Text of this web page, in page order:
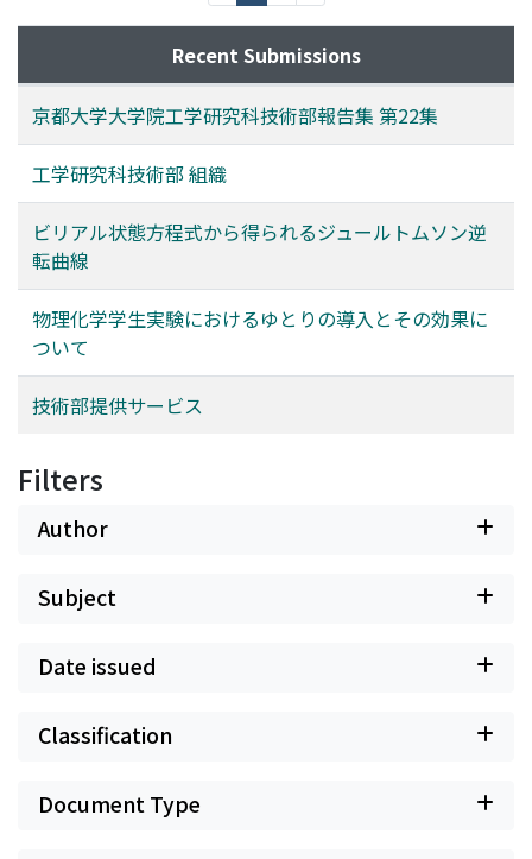
Recent Submissions
京都大学大学院工学研究科技術部報告集 第22集
工学研究科技術部 組織
ビリアル状態方程式から得られるジュールトムソン逆
転曲線
物理化学学生実験におけるゆとりの導入とその効果に
ついて
技術部提供サービス
Filters
Author
Subject
Date issued
Classification
Document Type